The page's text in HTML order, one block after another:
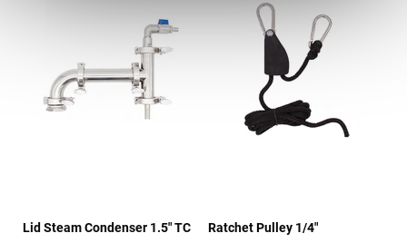
Lid Steam Condenser 1.5" TC Ratchet Pulley 1/4"